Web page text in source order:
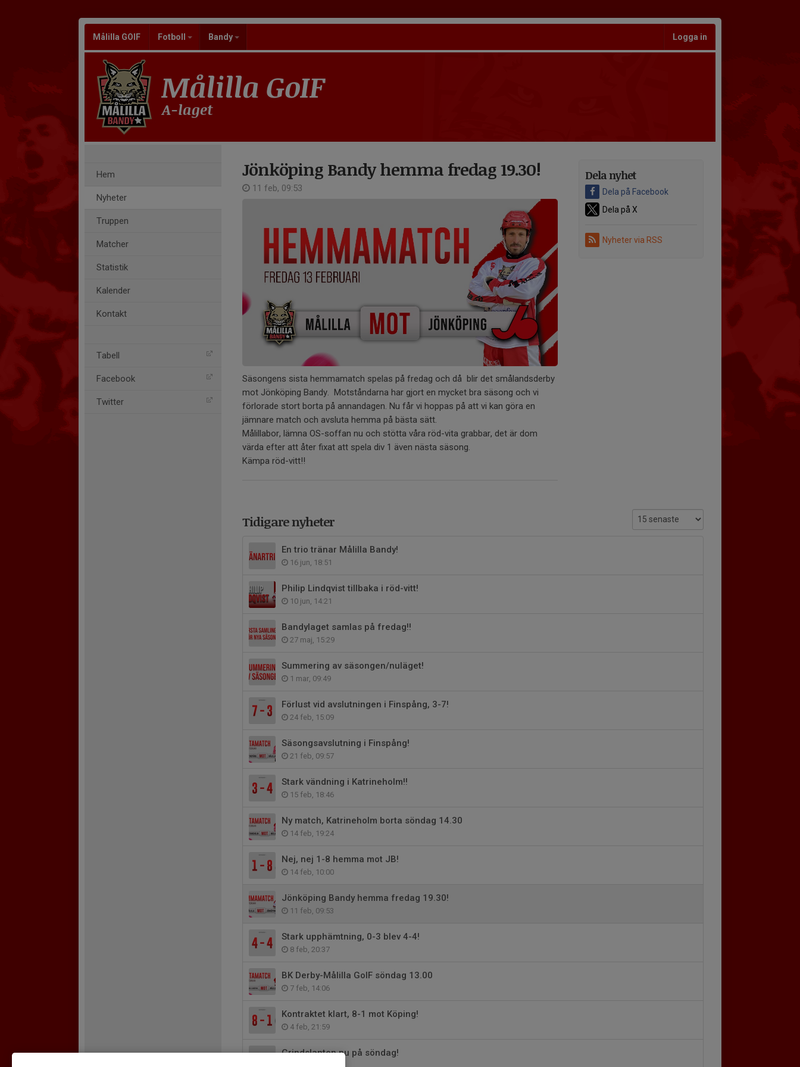
Målilla GOIF Fotboll Bandy Logga in
Målilla GoIF
A-laget
Hem
Nyheter
Truppen
Matcher
Statistik
Kalender
Kontakt
Tabell
Facebook
Twitter
Dela nyhet
Dela på Facebook
Dela på X
Nyheter via RSS
Jönköping Bandy hemma fredag 19.30!
11 feb, 09:53
Säsongens sista hemmamatch spelas på fredag och då blir det smålandsderby
mot Jönköping Bandy. Motståndarna har gjort en mycket bra säsong och vi
förlorade stort borta på annandagen. Nu får vi hoppas på att vi kan göra en
jämnare match och avsluta hemma på bästa sätt.
Målillabor, lämna OS-soffan nu och stötta våra röd-vita grabbar, det är dom
värda efter att åter fixat att spela div 1 även nästa säsong.
Kämpa röd-vitt!!
Tidigare nyheter
En trio tränar Målilla Bandy!
16 jun, 18:51
Philip Lindqvist tillbaka i röd-vitt!
10 jun, 14:21
Bandylaget samlas på fredag!!
27 maj, 15:29
Summering av säsongen/nuläget!
1 mar, 09:49
Förlust vid avslutningen i Finspång, 3-7!
24 feb, 15:09
Säsongsavslutning i Finspång!
21 feb, 09:57
Stark vändning i Katrineholm!!
15 feb, 18:46
Ny match, Katrineholm borta söndag 14.30
14 feb, 19:24
Nej, nej 1-8 hemma mot JB!
14 feb, 10:00
Jönköping Bandy hemma fredag 19.30!
11 feb, 09:53
Stark upphämtning, 0-3 blev 4-4!
8 feb, 20:37
BK Derby-Målilla GoIF söndag 13.00
7 feb, 14:06
Kontraktet klart, 8-1 mot Köping!
4 feb, 21:59
Grindslanten nu på söndag!